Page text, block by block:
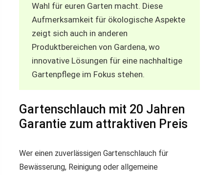
Wahl für euren Garten macht. Diese
Aufmerksamkeit für ökologische Aspekte
zeigt sich auch in anderen
Produktbereichen von Gardena, wo
innovative Lösungen für eine nachhaltige
Gartenpflege im Fokus stehen.
Gartenschlauch mit 20 Jahren
Garantie zum attraktiven Preis
Wer einen zuverlässigen Gartenschlauch für
Bewässerung, Reinigung oder allgemeine